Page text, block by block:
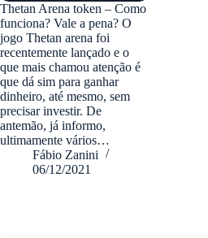
Thetan Arena token – Como
funciona? Vale a pena? O
jogo Thetan arena foi
recentemente lançado e o
que mais chamou atenção é
que dá sim para ganhar
dinheiro, até mesmo, sem
precisar investir. De
antemão, já informo,
ultimamente vários…
Fábio Zanini
06/12/2021